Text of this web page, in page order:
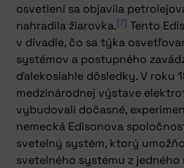
osvetlení sa objavila
nahradila žiarovka.[7] Tento
v divadle, čo sa týka
systémov a postupného
ďalekosiahle dôsledky. V roku
medzinárodnej výstave
vybudovali dočasné,
nemecká Edisonova
svetelný systém, ktorý
svetelného systému z